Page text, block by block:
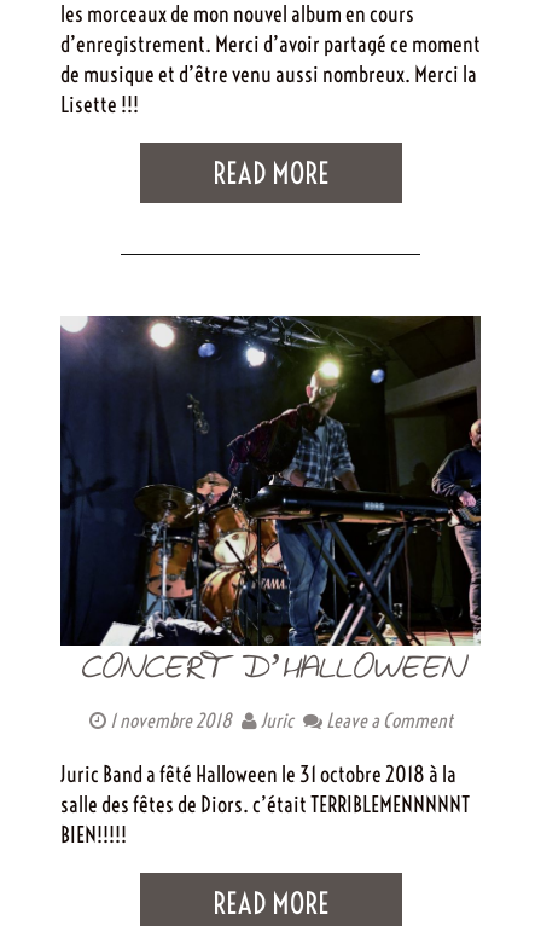
les morceaux de mon nouvel album en cours
d’enregistrement. Merci d’avoir partagé ce moment
de musique et d’être venu aussi nombreux. Merci la
Lisette !!!
READ MORE
CONCERT D’HALLOWEEN
1 novembre 2018 Juric Leave a Comment
Juric Band a fêté Halloween le 31 octobre 2018 à la
salle des fêtes de Diors. c’était TERRIBLEMENNNNNT
BIEN!!!!!
READ MORE